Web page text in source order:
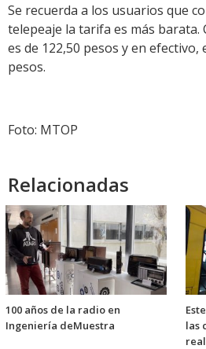
Se recuerda a los usuarios que
telepeaje la tarifa es más barata.
es de 122,50 pesos y en efectivo,
pesos.
Foto: MTOP
Relacionadas
100 años de la radio en
Ingeniería deMuestra
las